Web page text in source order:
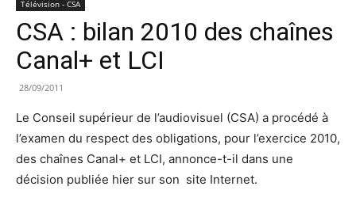
Télévision - CSA
CSA : bilan 2010 des chaînes
Canal+ et LCI
28/09/2011
Le Conseil supérieur de l’audiovisuel (CSA) a procédé à
l’examen du respect des obligations, pour l’exercice 2010,
des chaînes Canal+ et LCI, annonce-t-il dans une
décision publiée hier sur son site Internet.